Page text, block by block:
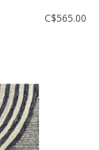
C$565.00